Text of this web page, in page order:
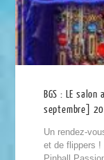
BGS : LE
septembre]
Un rendez-
et de flippers !